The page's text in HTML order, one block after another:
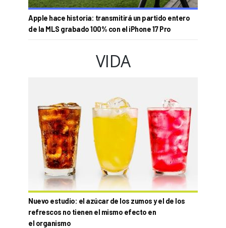
Apple hace historia: transmitirá un partido entero
de la MLS grabado 100% con el iPhone 17 Pro
VIDA
Nuevo estudio: el azúcar de los zumos y el de los
refrescos no tienen el mismo efecto en
el organismo